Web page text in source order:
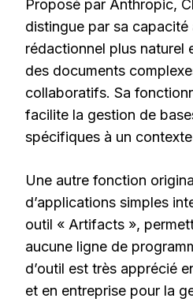
Proposé par Anthropic,
distingue par sa
rédactionnel plus naturel
des documents
collaboratifs. Sa
facilite la gestion de
spécifiques à un
Une autre fonction
d’applications simples
outil « Artifacts »,
aucune ligne de
d’outil est très apprécié
et en entreprise pour la